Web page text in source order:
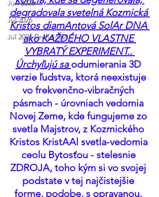
Jún 2026
Júl 2026
Júl 2026 Druhá časť
degradovala svetelná Kozmická
Kristos diamAntová SolAr DNA
ako KAŽDÉHO VLASTNE
VYBRATÝ EXPERIMENT..
Úrchyľujú sa odumierania 3D
verzie ľudstva, ktorá neexistuje
vo frekvenčno-vibračných
pásmach - úrovniach vedomia
Novej Zeme, kde fungujeme zo
svetla Majstrov, z Kozmického
Kristos KristAAl svetla-vedomia
ceolu Bytosťou - stelesnie
ZDROJA, toho kým si vo svojej
podstate v tej najčistejšie
forme, podobe, s opravanou,